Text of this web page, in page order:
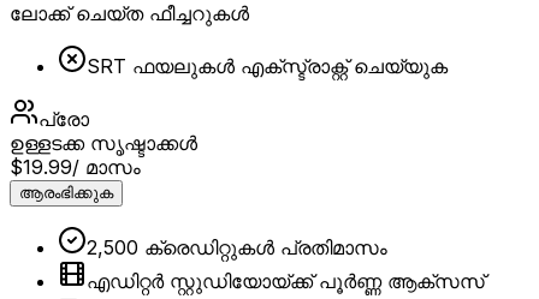
ലോക്ക് ചെയ്ത ഫീച്ചറുകൾ
SRT ഫയലുകൾ എക്സ്ട്രാക്റ്റ് ചെയ്യുക
പ്രോ
ഉള്ളടക്ക സൃഷ്ടാക്കൾ
$19.99/ മാസം
ആരംഭിക്കുക
2,500 ക്രെഡിറ്റുകൾ പ്രതിമാസം
എഡിറ്റർ സ്റ്റുഡിയോയ്ക്ക് പൂർണ്ണ ആക്‌സസ്